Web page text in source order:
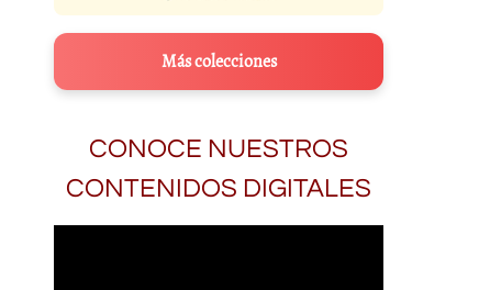
Más colecciones
CONOCE NUESTROS
CONTENIDOS DIGITALES